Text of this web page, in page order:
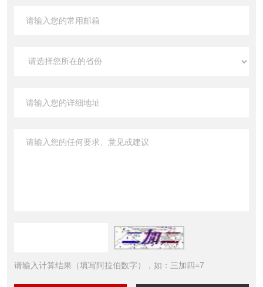
请输入计算结果（填写阿拉伯数字），如：三加四=7